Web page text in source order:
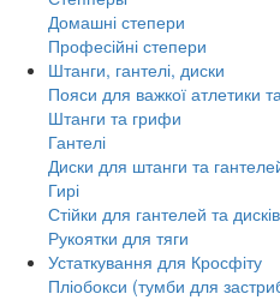
Домашні степери
Професійні степери
Штанги, гантелі, диски
Пояси для важкої атлетики
Штанги та грифи
Гантелі
Диски для штанги та
Гирі
Стійки для гантелей та дисків
Рукоятки для тяги
Устаткування для Кросфіту
Пліобокси (тумби для